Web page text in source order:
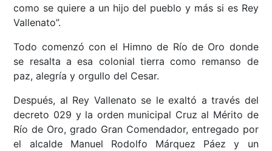
como se quiere a un hijo del pueblo y más si es Rey
Vallenato”.
Todo comenzó con el Himno de Río de Oro donde
se resalta a esa colonial tierra como remanso de
paz, alegría y orgullo del Cesar.
Después, al Rey Vallenato se le exaltó a través del
decreto 029 y la orden municipal Cruz al Mérito de
Río de Oro, grado Gran Comendador, entregado por
el alcalde Manuel Rodolfo Márquez Páez y un